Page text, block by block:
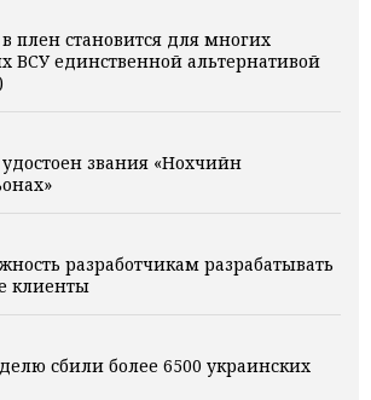
плен становится для многих
ВСУ единственной альтернативой
звания «Нохчийн
разработчикам разрабатывать
клиенты
сбили более 6500 украинских